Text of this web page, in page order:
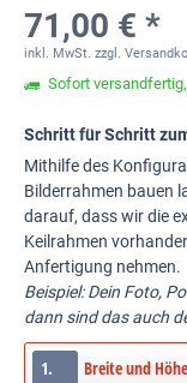
71,00 € *
inkl. MwSt. zzgl.
Sofort
Schritt für Schritt
Mithilfe des
Bilderrahmen bauen
darauf, dass wir die
Keilrahmen
Anfertigung nehmen.
Beispiel: Dein Foto,
dann sind das auch
1. Breite und